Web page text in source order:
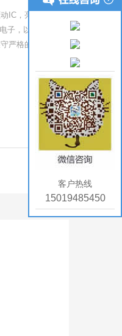
IC，亮度支持
子，以及医疗
严格的环境和
客户热线
15019485450